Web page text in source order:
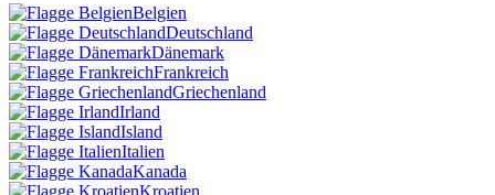
Belgien
Deutschland
Dänemark
Frankreich
Griechenland
Irland
Island
Italien
Kanada